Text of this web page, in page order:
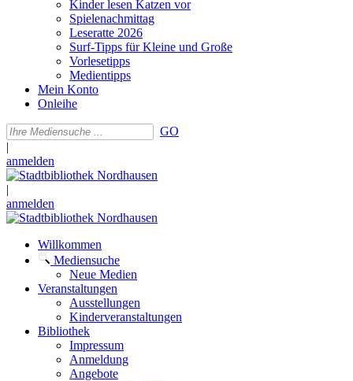
Kinder lesen Katzen vor
Spielenachmittag
Leseratte 2026
Surf-Tipps für Kleine und Große
Vorlesetipps
Medientipps
Mein Konto
Onleihe
GO
|
anmelden
|
anmelden
Willkommen
Mediensuche
Neue Medien
Veranstaltungen
Ausstellungen
Kinderveranstaltungen
Bibliothek
Impressum
Anmeldung
Angebote